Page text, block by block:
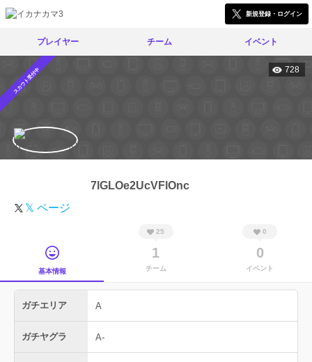
新規登録・ログイン
プレイヤー チーム イベント
スカウト受付中 728
7lGLOe2UcVFlOnc
𝕏 ページ
基本情報
25
1
チーム
0
0
イベント
ガチエリア A
ガチヤグラ A-